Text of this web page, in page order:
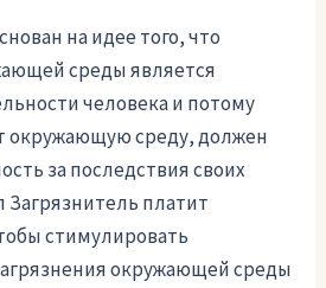
на идее того, что
среды является
человека и потому
окружающую среду, должен
за последствия своих
платит
стимулировать
окружающей среды